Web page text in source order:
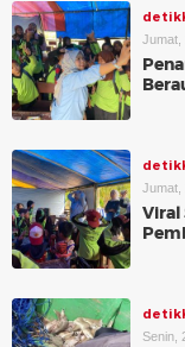
Jumat,
Jumat,
Viral
Senin,